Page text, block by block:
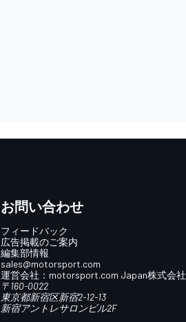
お問い合わせ
フィードバック
広告掲載のご案内
編集部情報
sales@motorsport.com
運営会社： motorsport.com Japan株式会社
〒160-0022
東京都新宿区新宿2-12-13
新宿アントレサロンビル2F